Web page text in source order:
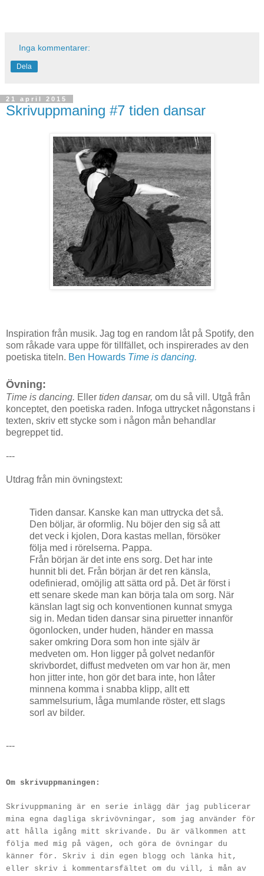
Inga kommentarer:
Dela
21 april 2015
Skrivuppmaning #7 tiden dansar
Inspiration från musik. Jag tog en random låt på Spotify, den
som råkade vara uppe för tillfället, och inspirerades av den
poetiska titeln. Ben Howards Time is dancing.
Övning:
Time is dancing. Eller tiden dansar, om du så vill. Utgå från
konceptet, den poetiska raden. Infoga uttrycket någonstans i
texten, skriv ett stycke som i någon mån behandlar
begreppet tid.
---
Utdrag från min övningstext:
Tiden dansar. Kanske kan man uttrycka det så.
Den böljar, är oformlig. Nu böjer den sig så att
det veck i kjolen, Dora kastas mellan, försöker
följa med i rörelserna. Pappa.
Från början är det inte ens sorg. Det har inte
hunnit bli det. Från början är det ren känsla,
odefinierad, omöjlig att sätta ord på. Det är först i
ett senare skede man kan börja tala om sorg. När
känslan lagt sig och konventionen kunnat smyga
sig in. Medan tiden dansar sina piruetter innanför
ögonlocken, under huden, händer en massa
saker omkring Dora som hon inte själv är
medveten om. Hon ligger på golvet nedanför
skrivbordet, diffust medveten om var hon är, men
hon jitter inte, hon gör det bara inte, hon låter
minnena komma i snabba klipp, allt ett
sammelsurium, låga mumlande röster, ett slags
sorl av bilder.
---
Om skrivuppmaningen:
Skrivuppmaning är en serie inlägg där jag publicerar
mina egna dagliga skrivövningar, som jag använder för
att hålla igång mitt skrivande. Du är välkommen att
följa med mig på vägen, och göra de övningar du
känner för. Skriv i din egen blogg och länka hit,
eller skriv i kommentarsfältet om du vill, i mån av